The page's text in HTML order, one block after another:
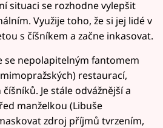
situaci se rozhodne vylepšit
Využije toho, že si jej lidé v
s číšníkem a začne inkasovat.
se nepolapitelným fantomem
restaurací,
Je stále odvážnější a
manželkou (Libuše
zdroj příjmů tvrzením,